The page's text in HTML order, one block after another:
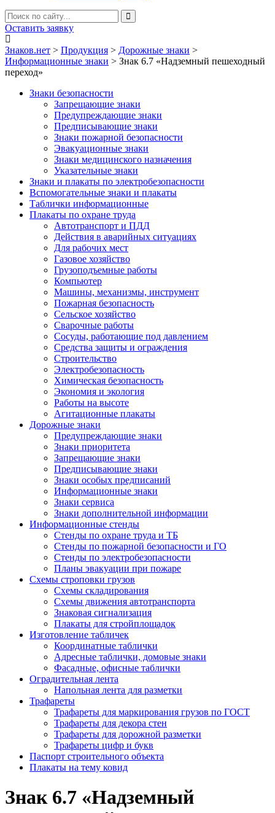
Оставить заявку
Знаков.нет > Продукция > Дорожные знаки >
Информационные знаки > Знак 6.7 «Надземный пешеходный
переход»
Знаки безопасности
Запрещающие знаки
Предупреждающие знаки
Предписывающие знаки
Знаки пожарной безопасности
Эвакуационные знаки
Знаки медицинского назначения
Указательные знаки
Знаки и плакаты по электробезопасности
Вспомогательные знаки и плакаты
Таблички информационные
Плакаты по охране труда
Автотранспорт и ПДД
Действия в аварийных ситуациях
Для рабочих мест
Газовое хозяйство
Грузоподъемные работы
Компьютер
Машины, механизмы, инструмент
Пожарная безопасность
Сельское хозяйство
Сварочные работы
Сосуды, работающие под давлением
Средства защиты и ограждения
Строительство
Электробезопасность
Химическая безопасность
Экономия и экология
Работы на высоте
Агитационные плакаты
Дорожные знаки
Предупреждающие знаки
Знаки приоритета
Запрещающие знаки
Предписывающие знаки
Знаки особых предписаний
Информационные знаки
Знаки сервиса
Знаки дополнительной информации
Информационные стенды
Стенды по охране труда и ТБ
Стенды по пожарной безопасности и ГО
Стенды по электробезопасности
Планы эвакуации при пожаре
Схемы строповки грузов
Схемы складирования
Схемы движения автотранспорта
Знаковая сигнализация
Плакаты для стройплощадок
Изготовление табличек
Координатные таблички
Адресные таблички, домовые знаки
Фасадные, офисные таблички
Оградительная лента
Напольная лента для разметки
Трафареты
Трафареты для маркирования грузов по ГОСТ
Трафареты для декора стен
Трафареты для дорожной разметки
Трафареты цифр и букв
Паспорт строительного объекта
Плакаты на тему ковид
Знак 6.7 «Надземный